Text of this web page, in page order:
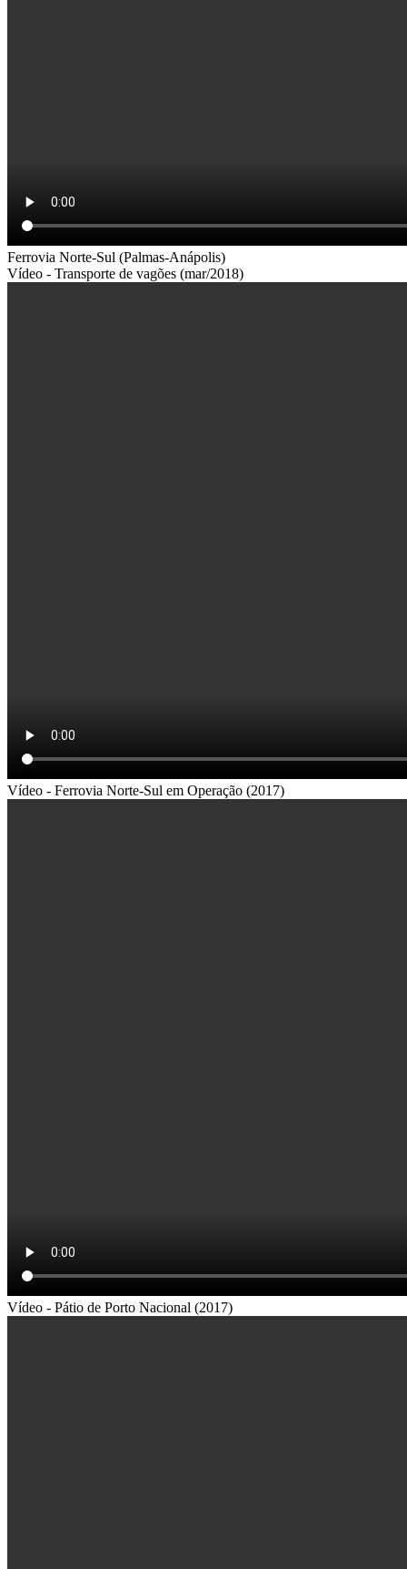
Ferrovia Norte-Sul (Palmas-Anápolis)
Vídeo - Transporte de vagões (mar/2018)
Vídeo - Ferrovia Norte-Sul em Operação (2017)
Vídeo - Pátio de Porto Nacional (2017)